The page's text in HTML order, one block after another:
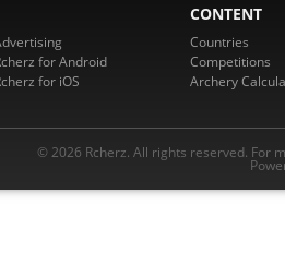
for Android
for iOS
CONTENT
Countries
Competitions
Archery
© 2026 Rcherz. All rights reserved. For